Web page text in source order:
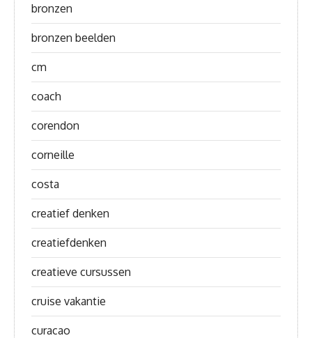
bronzen
bronzen beelden
cm
coach
corendon
corneille
costa
creatief denken
creatiefdenken
creatieve cursussen
cruise vakantie
curacao